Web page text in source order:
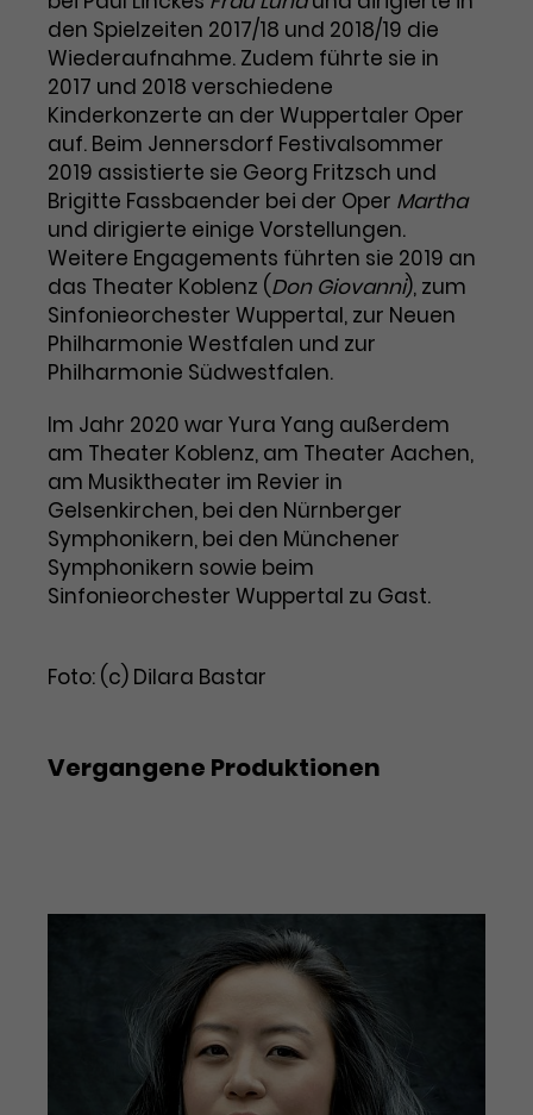
Anbieter Google Analytics
Laufzeit 1 Minute
Zweck
Das ist ein von Google Analytics
gesetztes Cookie. Bestimmte
Daten werden nur maximal einmal
pro Minute an Google Analytics
gesendet. Solange es gesetzt ist,
werden bestimmte
Datenübertragungen
unterbunden.
Laufzeit 3 Monate
Zweck
Dieses Cookie wird verwendet, um
Nutzerinteraktionen mit
Werbeanzeigen zu messen und
Remarketing-Funktionen
bereitzustellen.
Name IDE
Anbieter Google / DoubleClick
Zweck
Dieses Cookie dient der Anzeige
personalisierter Werbung und
misst die Wirksamkeit von
Werbekampagnen über
verschiedene Websites hinweg.
den Spielzeiten 2017/18 und 2018/19 die
Wiederaufnahme. Zudem führte sie in
2017 und 2018 verschiedene
Kinderkonzerte an der Wuppertaler Oper
auf. Beim Jennersdorf Festivalsommer
2019 assistierte sie Georg Fritzsch und
Brigitte Fassbaender bei der Oper Martha
und dirigierte einige Vorstellungen.
Weitere Engagements führten sie 2019 an
das Theater Koblenz (Don Giovanni), zum
Sinfonieorchester Wuppertal, zur Neuen
Philharmonie Westfalen und zur
Philharmonie Südwestfalen.
Im Jahr 2020 war Yura Yang außerdem
am Theater Koblenz, am Theater Aachen,
am Musiktheater im Revier in
Gelsenkirchen, bei den Nürnberger
Symphonikern, bei den Münchener
Symphonikern sowie beim
Sinfonieorchester Wuppertal zu Gast.
Foto: (c) Dilara Bastar
Vergangene Produktionen